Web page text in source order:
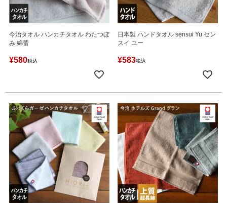
今治タオル ハンカチタオル わたつぼ
み 綿蕾
¥580税込
日本製 ハンドタオル sensui Yu セン
スイ ユー
¥583税込